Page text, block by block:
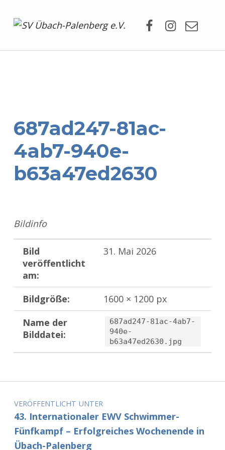
687ad247-81ac-
4ab7-940e-
b63a47ed2630
Bildinfo
Bild
veröffentlicht
am:
31. Mai 2026
Bildgröße:
1600 × 1200 px
Name der
Bilddatei:
687ad247-81ac-4ab7-
940e-
b63a47ed2630.jpg
Zurück zur Hauptnavigation springen
Beitragsnavigation
VERÖFFENTLICHT UNTER
43. Internationaler EWV Schwimmer-
Fünfkampf – Erfolgreiches Wochenende in
Übach-Palenberg